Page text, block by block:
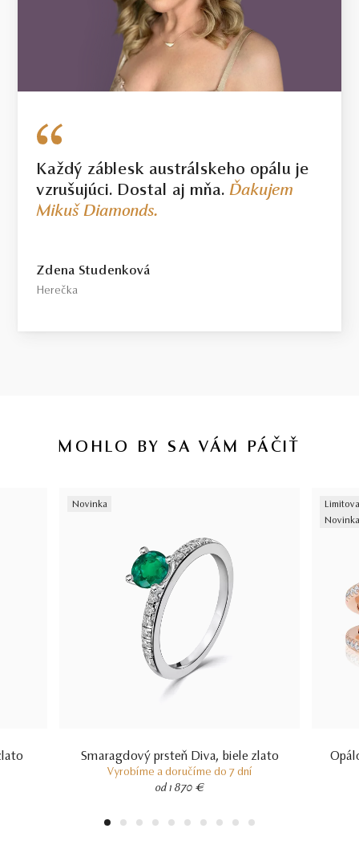
Každý záblesk austrálskeho opálu je
vzrušujúci. Dostal aj mňa.Ďakujem
Mikuš Diamonds.
Zdena Studenková
Herečka
MOHLO BY SA VÁM PÁČIŤ
Novinka
Smaragdový prsteň Diva, biele zlato
Vyrobíme a doručíme do 7 dní
od 1 870 €
Novinka
1 2 3 4 5 6 7 8 9 10